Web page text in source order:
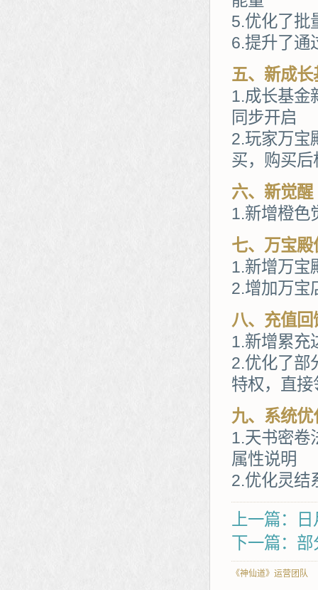
5.优化了批
6.提升了通
五、新成长
1.成长基金
同步开启
2.玩家万宝
买，购买
六、新觉醒
1.新增橙色
七、万宝殿
1.新增万宝
2.增加万宝
八、充值
1.新增累充
2.优化了部
特权，直
九、系统优
1.天书密卷
属性说明
2.优化灵结
上一篇：
下一篇：
《神仙道》运营团队